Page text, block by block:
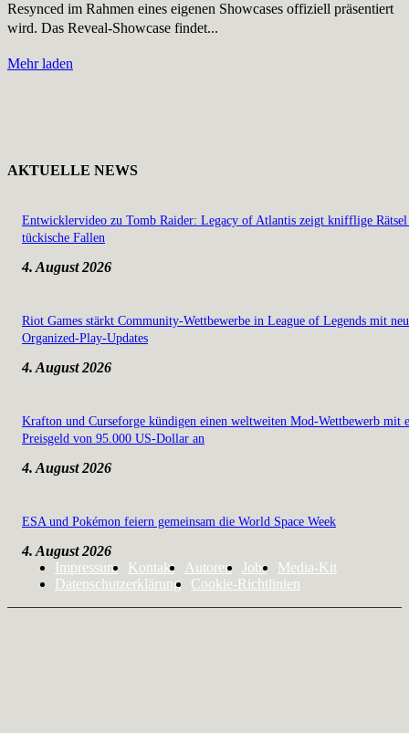
Resynced im Rahmen eines eigenen Showcases offiziell präsentiert
wird. Das Reveal-Showcase findet...
Mehr laden
AKTUELLE NEWS
Entwicklervideo zu Tomb Raider: Legacy of Atlantis zeigt knifflige Rätsel
tückische Fallen
4. August 2026
Riot Games stärkt Community-Wettbewerbe in League of Legends mit
Organized-Play-Updates
4. August 2026
Krafton und Curseforge kündigen einen weltweiten Mod-Wettbewerb mit
Preisgeld von 95.000 US-Dollar an
4. August 2026
ESA und Pokémon feiern gemeinsam die World Space Week
4. August 2026
Impressum
Kontakt Autoren Jobs
Media-Kit
Datenschutzerklärung
Cookie-Richtlinien